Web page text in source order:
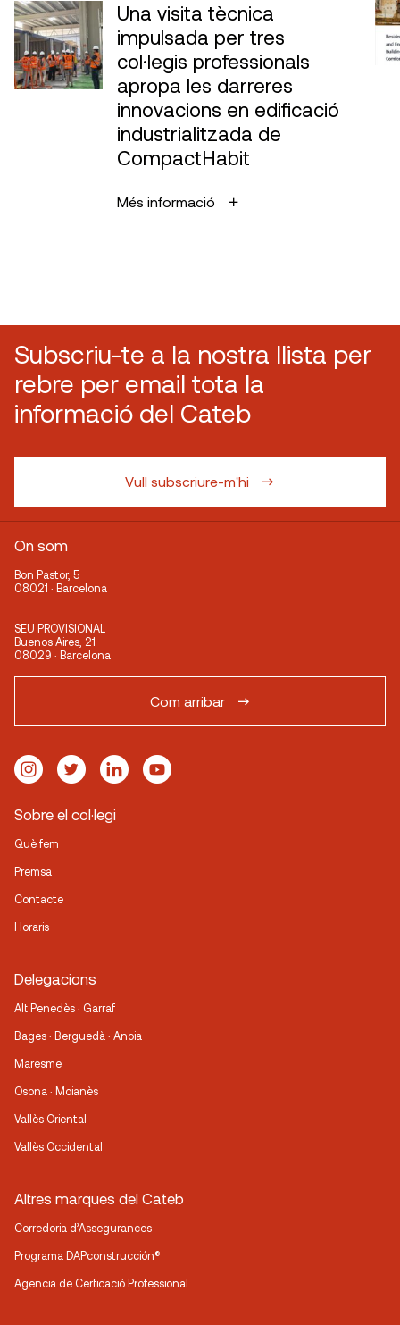
Una visita tècnica
impulsada per tres
col·legis professionals
apropa les darreres
innovacions en edificació
industrialitzada de
CompactHabit
Més informació
Subscriu-te a la nostra llista per
rebre per email tota la
informació del Cateb
Vull subscriure-m'hi
On som
Bon Pastor, 5
08021 · Barcelona
SEU PROVISIONAL
Buenos Aires, 21
08029 · Barcelona
Com arribar
Sobre el col·legi
Què fem
Premsa
Contacte
Horaris
Delegacions
Alt Penedès · Garraf
Bages · Berguedà · Anoia
Maresme
Osona · Moianès
Vallès Oriental
Vallès Occidental
Altres marques del Cateb
Corredoria d’Assegurances
Programa DAPconstrucción®
Agencia de Cerficació Professional